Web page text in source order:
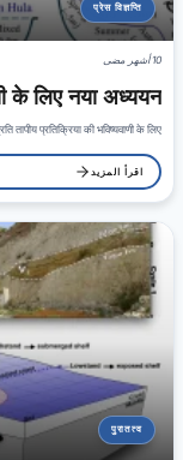
प्रेस विज्ञप्ति
10 أشهر مضى
के लिए नया अध्ययन…
तापीय प्रतिक्रिया की भविष्यवाणी के लिए…
اقرأ المزيد
पुरातत्व